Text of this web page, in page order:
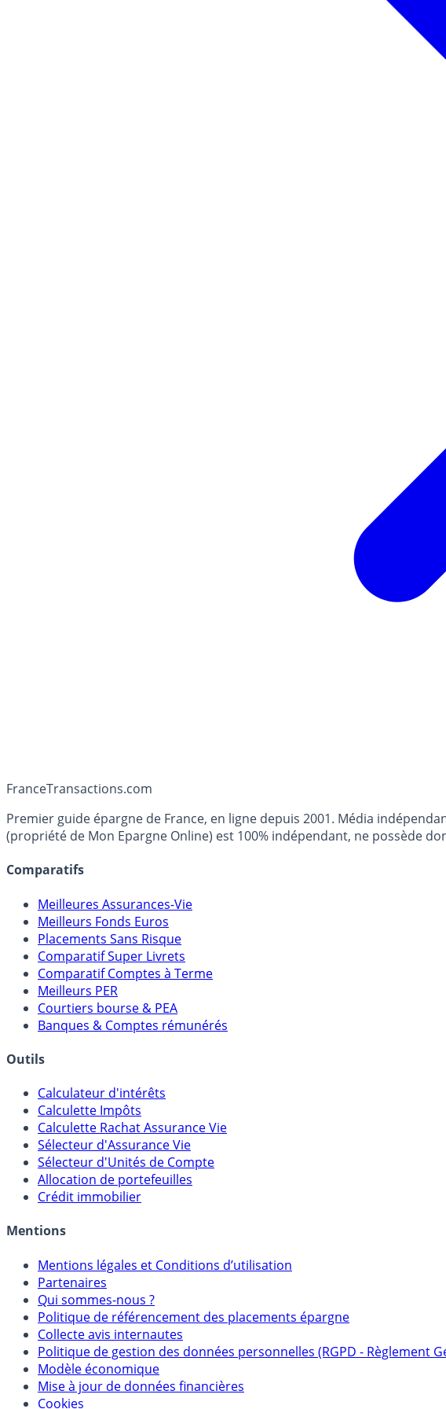
FranceTransactions.com
Premier guide épargne de France, en ligne depuis 2001. Média
(propriété de Mon Epargne Online) est 100% indépendant, ne possède
Comparatifs
Meilleures Assurances-Vie
Meilleurs Fonds Euros
Placements Sans Risque
Comparatif Super Livrets
Comparatif Comptes à Terme
Meilleurs PER
Courtiers bourse & PEA
Banques & Comptes rémunérés
Outils
Calculateur d'intérêts
Calculette Impôts
Calculette Rachat Assurance Vie
Sélecteur d'Assurance Vie
Sélecteur d'Unités de Compte
Allocation de portefeuilles
Crédit immobilier
Mentions
Mentions légales et Conditions d’utilisation
Partenaires
Qui sommes-nous ?
Politique de référencement des placements épargne
Collecte avis internautes
Politique de gestion des données personnelles (RGPD - Règlement
Modèle économique
Mise à jour de données financières
Cookies